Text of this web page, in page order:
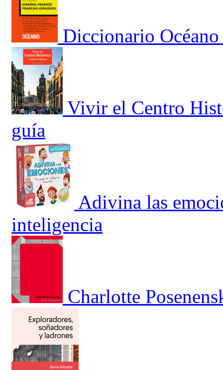
Diccionario
Vivir el Centro
guía
Adivina las
inteligencia
Charlotte